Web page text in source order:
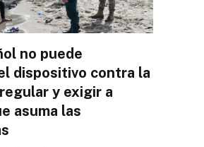
no puede
dispositivo contra la
y exigir a
asuma las